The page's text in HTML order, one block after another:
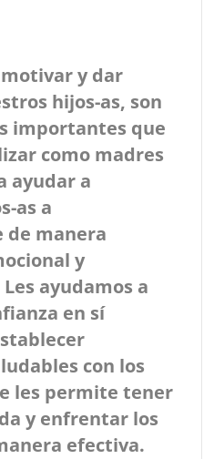
y dar
hijos-as, son
importantes que
como madres
ayudar a
as a
de manera
y
ayudamos a
en sí
con los
les permite tener
y enfrentar los
efectiva.